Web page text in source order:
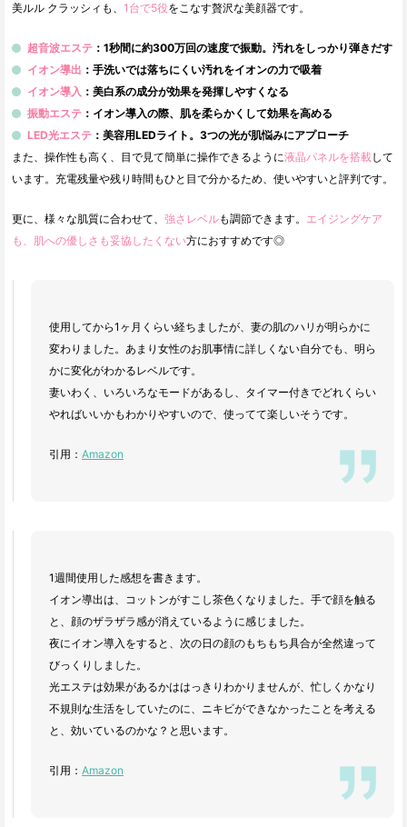
美ルル クラッシィも、 1台で5役をこなす贅沢な美顔器です。
超音波エステ ：1秒間に約300万回の速度で振動。汚れをしっかり弾きだす
イオン導出 ：手洗いでは落ちにくい汚れをイオンの力で吸着
イオン導入 ：美白系の成分が効果を発揮しやすくなる
振動エステ ：イオン導入の際、肌を柔らかくして効果を高める
LED光エステ ：美容用LEDライト。3つの光が肌悩みにアプローチ
また、操作性も高く、目で見て簡単に操作できるように液晶パネルを搭載して
います。充電残量や残り時間もひと目で分かるため、使いやすいと評判です。
更に、様々な肌質に合わせて、 強さレベルも調節できます。 エイジングケア
も、肌への優しさも妥協したくない方におすすめです◎
使用してから1ヶ月くらい経ちましたが、妻の肌のハリが明らかに
変わりました。あまり女性のお肌事情に詳しくない自分でも、明ら
かに変化がわかるレベルです。
妻いわく、いろいろなモードがあるし、タイマー付きでどれくらい
やればいいかもわかりやすいので、使ってて楽しいそうです。
引用： Amazon
1週間使用した感想を書きます。
イオン導出は、コットンがすこし茶色くなりました。手で顔を触る
と、顔のザラザラ感が消えているように感じました。
夜にイオン導入をすると、次の日の顔のもちもち具合が全然違って
びっくりしました。
光エステは効果があるかははっきりわかりませんが、忙しくかなり
不規則な生活をしていたのに、ニキビができなかったことを考える
と、効いているのかな？と思います。
引用： Amazon